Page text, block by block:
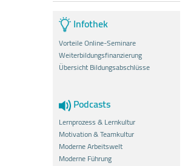
Infothek
Vorteile Online-Seminare
Weiterbildungsfinanzierung
Übersicht Bildungsabschlüsse
Podcasts
Lernprozess & Lernkultur
Motivation & Teamkultur
Moderne Arbeitswelt
Moderne Führung